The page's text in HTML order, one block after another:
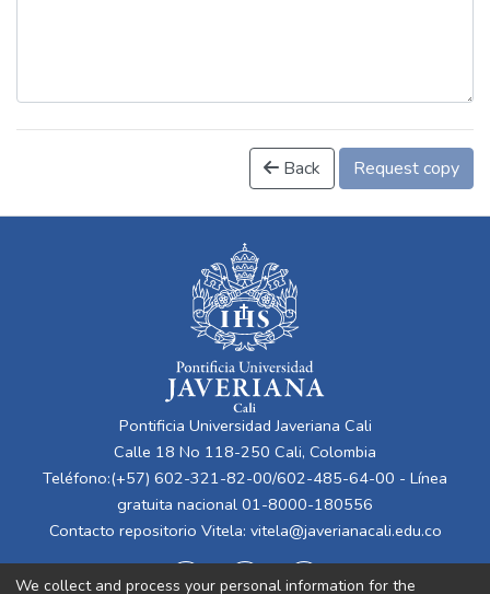
Back Request copy
Pontificia Universidad Javeriana Cali
Calle 18 No 118-250 Cali, Colombia
Teléfono:(+57) 602-321-82-00/602-485-64-00 - Línea
gratuita nacional 01-8000-180556
Contacto repositorio Vitela: vitela@javerianacali.edu.co
We collect and process your personal information for the